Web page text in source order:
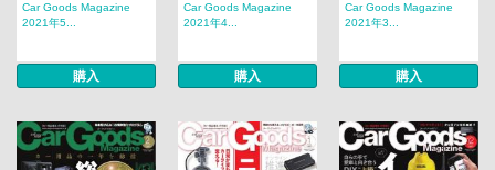
Car Goods Magazine
2021年5...
購入
Car Goods Magazine
2021年4...
購入
Car Goods Magazine
2021年3...
購入